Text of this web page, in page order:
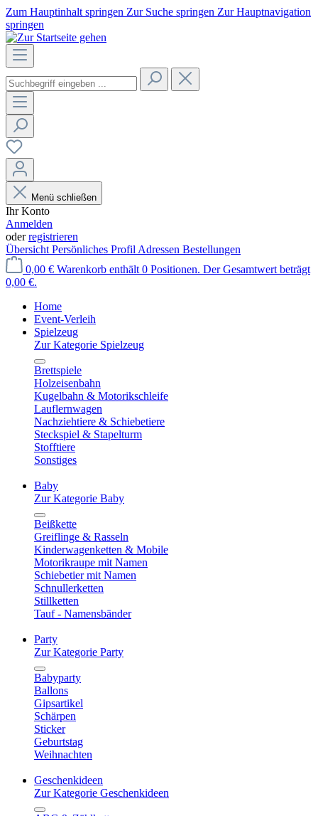
Zum Hauptinhalt springen Zur Suche springen Zur Hauptnavigation
springen
Menü schließen
Ihr Konto
Anmelden
oderregistrieren
Übersicht Persönliches Profil Adressen Bestellungen
0,00 € Warenkorb enthält 0 Positionen. Der Gesamtwert beträgt
0,00 €.
Home
Event-Verleih
Spielzeug
Zur Kategorie Spielzeug
Brettspiele
Holzeisenbahn
Kugelbahn & Motorikschleife
Lauflernwagen
Nachziehtiere & Schiebetiere
Steckspiel & Stapelturm
Stofftiere
Sonstiges
Baby
Zur Kategorie Baby
Beißkette
Greiflinge & Rasseln
Kinderwagenketten & Mobile
Motorikraupe mit Namen
Schiebetier mit Namen
Schnullerketten
Stillketten
Tauf - Namensbänder
Party
Zur Kategorie Party
Babyparty
Ballons
Gipsartikel
Schärpen
Sticker
Geburtstag
Weihnachten
Geschenkideen
Zur Kategorie Geschenkideen